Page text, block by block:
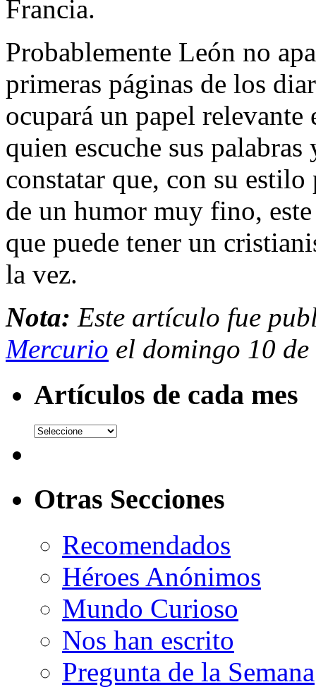
Francia.
Probablemente León no
primeras páginas de los
ocupará un papel
quien escuche sus
constatar que, con su
de un humor muy fino,
que puede tener un
la vez.
Nota: Este artículo fue
Mercurio el domingo 10
Artículos de cada mes
Otras Secciones
Recomendados
Héroes Anónimos
Mundo Curioso
Nos han escrito
Pregunta de la Semana